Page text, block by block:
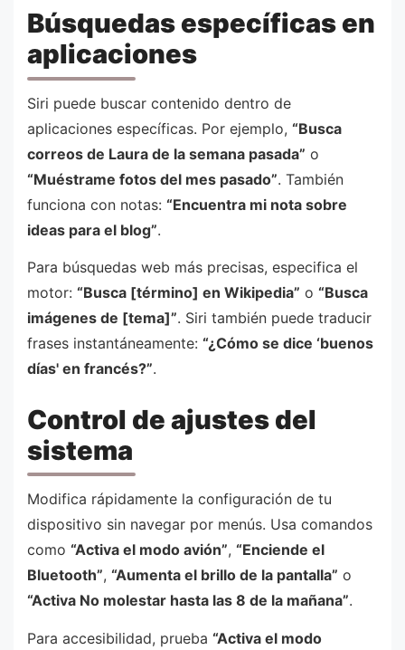
Búsquedas específicas en
aplicaciones
Siri puede buscar contenido dentro de
aplicaciones específicas. Por ejemplo, “Busca
correos de Laura de la semana pasada” o
“Muéstrame fotos del mes pasado”. También
funciona con notas: “Encuentra mi nota sobre
ideas para el blog”.
Para búsquedas web más precisas, especifica el
motor: “Busca [término] en Wikipedia” o “Busca
imágenes de [tema]”. Siri también puede traducir
frases instantáneamente: “¿Cómo se dice ‘buenos
días' en francés?”.
Control de ajustes del
sistema
Modifica rápidamente la configuración de tu
dispositivo sin navegar por menús. Usa comandos
como “Activa el modo avión”, “Enciende el
Bluetooth”, “Aumenta el brillo de la pantalla” o
“Activa No molestar hasta las 8 de la mañana”.
Para accesibilidad, prueba “Activa el modo